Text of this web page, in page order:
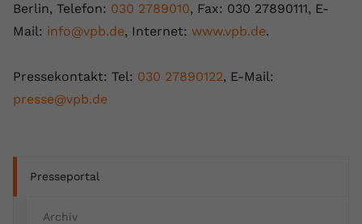
Presseportal
Archiv
Berlin, Telefon: 030 2789010, Fax: 030 27890111, E-
Mail: info@vpb.de, Internet: www.vpb.de.
Pressekontakt: Tel: 030 27890122, E-Mail:
presse@vpb.de
YouTube setzt diesen Cookie, um die
Videopräferenzen des Nutzers zu